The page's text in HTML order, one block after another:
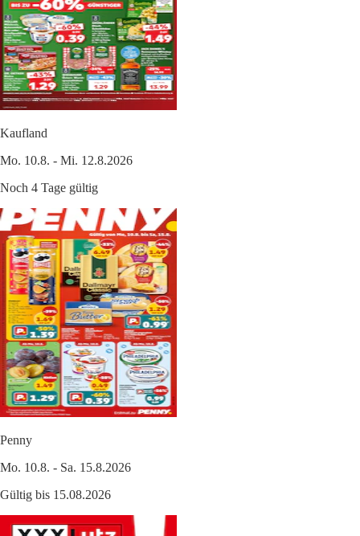
Kaufland
Mo. 10.8. - Mi. 12.8.2026
Noch 4 Tage gültig
Penny
Mo. 10.8. - Sa. 15.8.2026
Gültig bis 15.08.2026